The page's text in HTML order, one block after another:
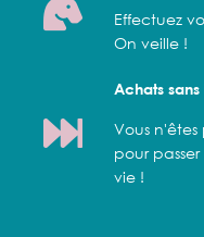
Effectuez
On veille !
Achats
Vous n'êtes
pour
vie !